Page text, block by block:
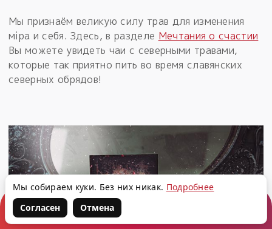
Корзина Войти
Мы признаём великую силу трав для изменения
мiра и себя. Здесь, в разделе Мечтания о счастии
Вы можете увидеть чаи с северными травами,
которые так приятно пить во время славянских
северных обрядов!
Мы собираем куки. Без них никак. Подробнее
Согласен
Отмена